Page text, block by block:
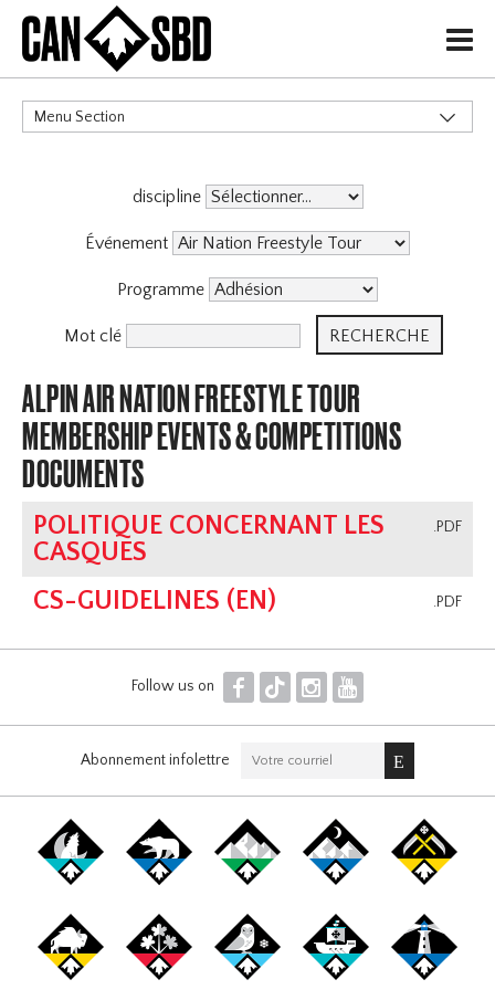
H
Menu Section
Événements & Compétitions X
discipline
Événement
Programme
Mot clé
ALPIN AIR NATION FREESTYLE TOUR
MEMBERSHIP EVENTS & COMPETITIONS
DOCUMENTS
.PDF
POLITIQUE CONCERNANT LES
CASQUES
.PDF
CS-GUIDELINES (EN)
Follow us on F T I Y
Abonnement infolettre